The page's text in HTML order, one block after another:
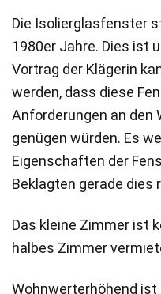
Die Isolierglasfenster
1980er Jahre. Dies ist
Vortrag der Klägerin
werden, dass diese
Anforderungen an den
genügen würden. Es
Eigenschaften der
Beklagten gerade dies
Das kleine Zimmer ist
halbes Zimmer
Wohnwerterhöhend ist